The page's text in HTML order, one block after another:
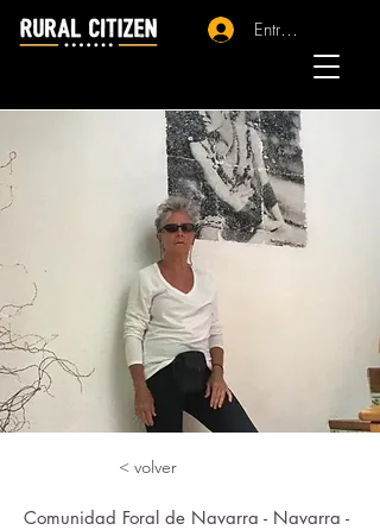
Entrar - Registro
< volver
Comunidad Foral de Navarra - Navarra -